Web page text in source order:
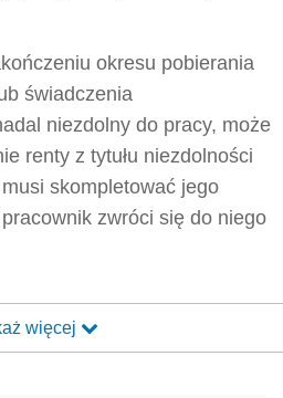
okresu pobierania
świadczenia
niezdolny do pracy, może
renty z tytułu niezdolności
skompletować jego
zwróci się do niego
więcej